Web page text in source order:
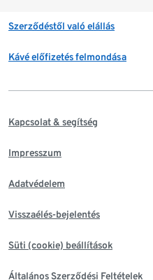
Szerződéstől való elállás
Kávé előfizetés felmondása
Kapcsolat & segítség
Impresszum
Adatvédelem
Visszaélés-bejelentés
Süti (cookie) beállítások
Általános Szerződési Feltételek